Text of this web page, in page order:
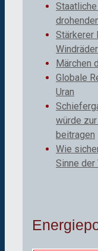
Stärkerer
Windräder
Märchen
Globale
Uran
würde
beitragen
Wie
Sinne